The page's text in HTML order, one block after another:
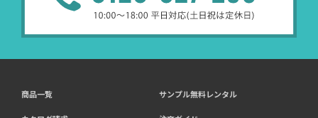
商品一覧 サンプル無料レンタル